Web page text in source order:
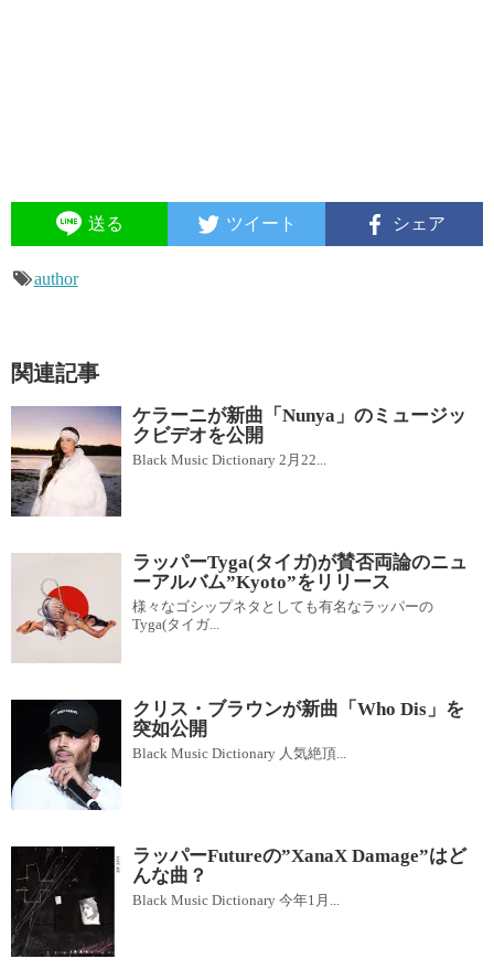
送る ツイート シェア
author
関連記事
ケラーニが新曲「Nunya」のミュージッ
クビデオを公開
Black Music Dictionary 2月22...
ラッパーTyga(タイガ)が賛否両論のニュ
ーアルバム”Kyoto”をリリース
様々なゴシップネタとしても有名なラッパーの
Tyga(タイガ...
クリス・ブラウンが新曲「Who Dis」を
突如公開
Black Music Dictionary 人気絶頂...
ラッパーFutureの”XanaX Damage”はど
んな曲？
Black Music Dictionary 今年1月...